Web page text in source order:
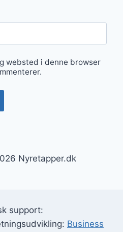
websted i denne browser
Nyretapper.dk
support:
Business